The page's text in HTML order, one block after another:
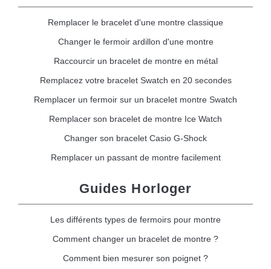
Remplacer le bracelet d'une montre classique
Changer le fermoir ardillon d'une montre
Raccourcir un bracelet de montre en métal
Remplacez votre bracelet Swatch en 20 secondes
Remplacer un fermoir sur un bracelet montre Swatch
Remplacer son bracelet de montre Ice Watch
Changer son bracelet Casio G-Shock
Remplacer un passant de montre facilement
Guides Horloger
Les différents types de fermoirs pour montre
Comment changer un bracelet de montre ?
Comment bien mesurer son poignet ?